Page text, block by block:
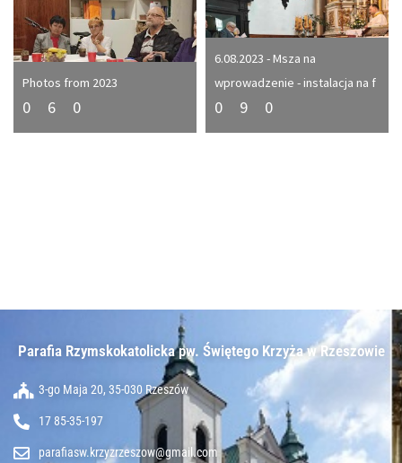
Photos from 2023
0 6 0
6.08.2023 - Msza na
wprowadzenie - instalacja na f
0 9 0
Parafia Rzymskokatolicka pw. Świętego Krzyża w Rzeszowie​
3-go Maja 20, 35-030 Rzeszów
17 85-35-197
parafiasw.krzyzrzeszow@gmail.com